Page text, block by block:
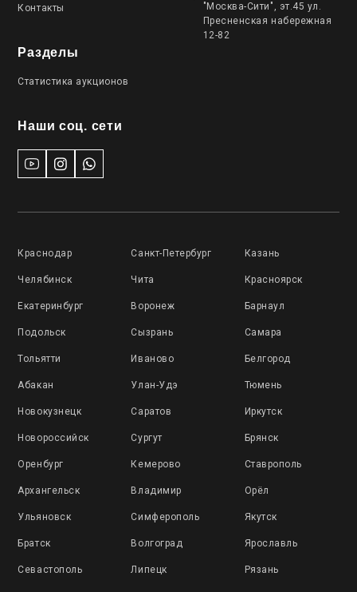
Контакты
Разделы
Статистика аукционов
Наши соц. сети
"Москва-Сити", эт.45 ул.
Пресненская набережная
12-82
Краснодар Санкт-Петербург Казань
Челябинск Чита Красноярск
Екатеринбург Воронеж Барнаул
Подольск Сызрань Самара
Тольятти Иваново Белгород
Абакан Улан-Удэ Тюмень
Новокузнецк Саратов Иркутск
Новороссийск Сургут Брянск
Оренбург Кемерово Ставрополь
Архангельск Владимир Орёл
Ульяновск Симферополь Якутск
Братск Волгоград Ярославль
Севастополь Липецк Рязань